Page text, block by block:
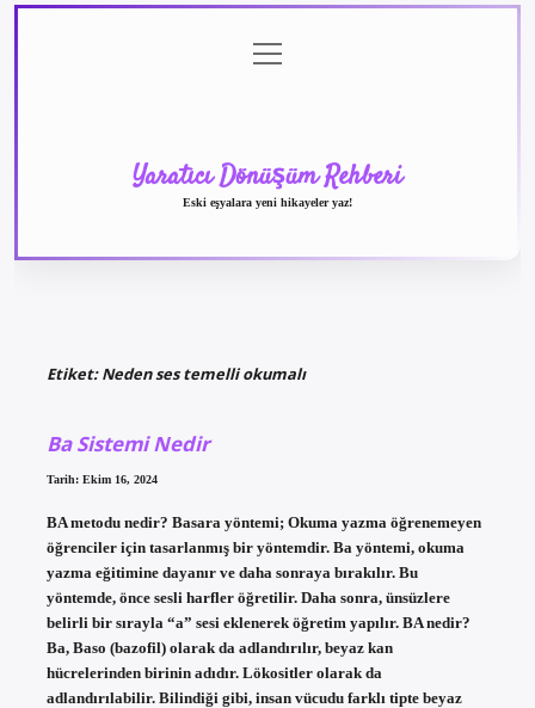
menüyü
aç
Yaratıcı Dönüşüm Rehberi
Eski eşyalara yeni hikayeler yaz!
Etiket:Neden ses temelli okumalı
Ba Sistemi Nedir
Tarih: Ekim 16, 2024
BA metodu nedir? Basara yöntemi; Okuma yazma öğrenemeyen
öğrenciler için tasarlanmış bir yöntemdir. Ba yöntemi, okuma
yazma eğitimine dayanır ve daha sonraya bırakılır. Bu
yöntemde, önce sesli harfler öğretilir. Daha sonra, ünsüzlere
belirli bir sırayla “a” sesi eklenerek öğretim yapılır. BA nedir?
Ba, Baso (bazofil) olarak da adlandırılır, beyaz kan
hücrelerinden birinin adıdır. Lökositler olarak da
adlandırılabilir. Bilindiği gibi, insan vücudu farklı tipte beyaz